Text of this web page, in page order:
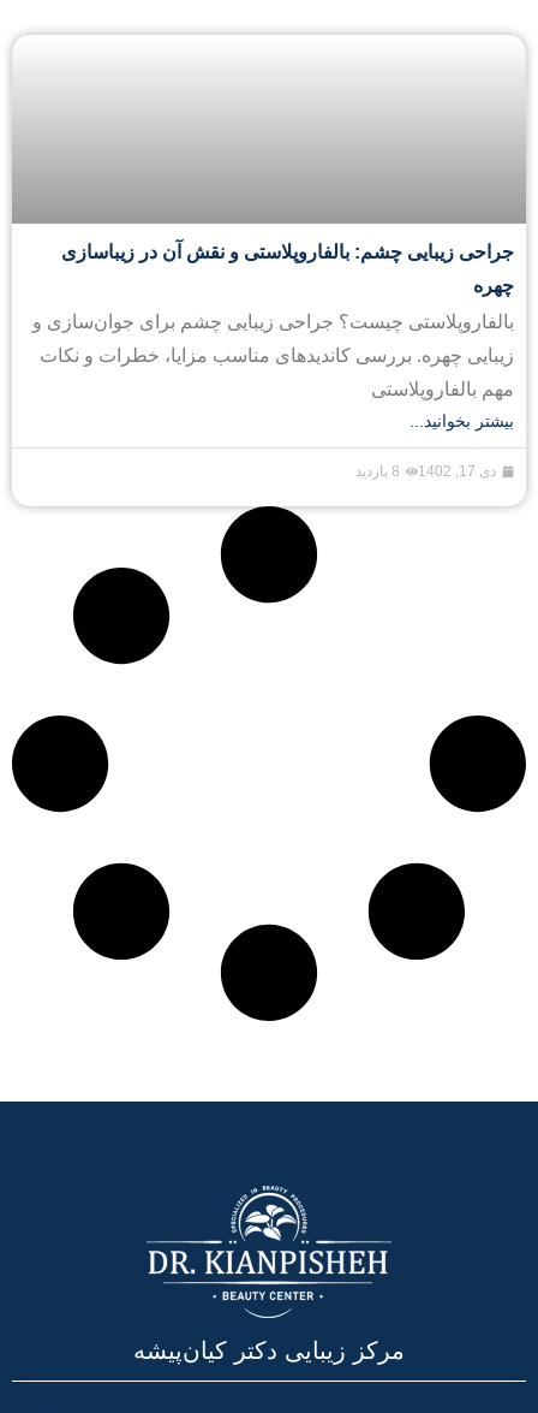
جراحی زیبایی چشم: بالفاروپلاستی و نقش آن در زیباسازی
چهره
بالفاروپلاستی چیست؟ جراحی زیبایی چشم برای جوان‌سازی و
زیبایی چهره. بررسی کاندیدهای مناسب مزایا، خطرات و نکات
مهم بالفاروپلاستی
بیشتر بخوانید...
دی 17, 1402 8 بازدید
مرکز زیبایی دکتر کیان‌پیشه